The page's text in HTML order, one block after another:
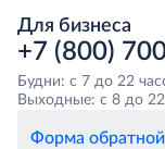
Для бизнеса
+7 (800)
Будни: с 7 до 22
Выходные: с 8 до 22
Форма обратной